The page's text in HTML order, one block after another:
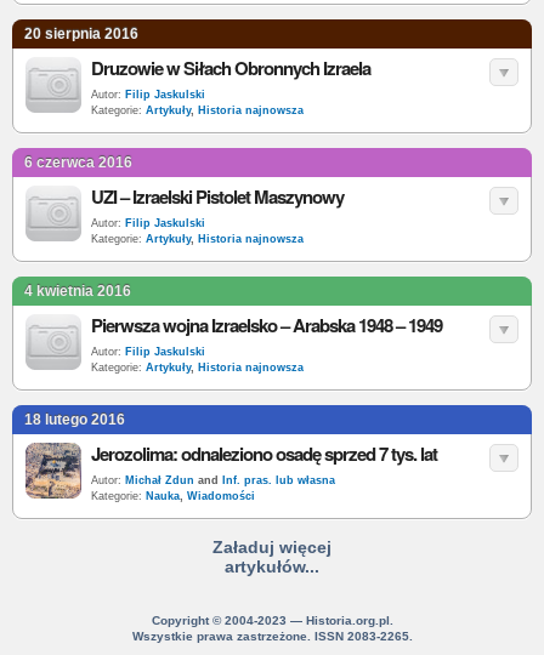
20 sierpnia 2016
Druzowie w Siłach Obronnych Izraela
Autor: Filip Jaskulski
Kategorie: Artykuły, Historia najnowsza
6 czerwca 2016
UZI – Izraelski Pistolet Maszynowy
Autor: Filip Jaskulski
Kategorie: Artykuły, Historia najnowsza
4 kwietnia 2016
Pierwsza wojna Izraelsko – Arabska 1948 – 1949
Autor: Filip Jaskulski
Kategorie: Artykuły, Historia najnowsza
18 lutego 2016
Jerozolima: odnaleziono osadę sprzed 7 tys. lat
Autor: Michał Zdun and
Inf. pras. lub własna
Kategorie: Nauka, Wiadomości
Załaduj więcej
artykułów...
Copyright © 2004-2023 — Historia.org.pl.
Wszystkie prawa zastrzeżone. ISSN 2083-2265.